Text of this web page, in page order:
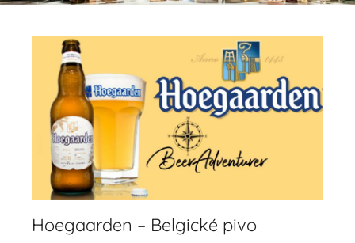
Hoegaarden – Belgické pivo